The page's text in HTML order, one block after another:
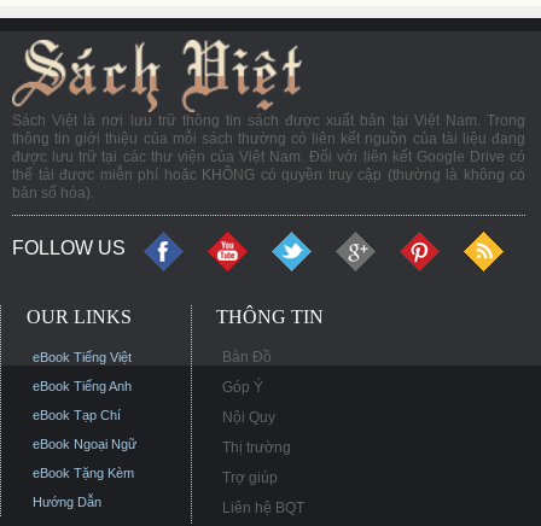
Sách Việt là nơi lưu trữ thông tin sách được xuất bản tại Việt Nam. Trong
thông tin giới thiệu của mỗi sách thường có liên kết nguồn của tài liệu đang
được lưu trữ tại các thư viện của Việt Nam. Đối với liên kết Google Drive có
thể tải được miễn phí hoặc KHÔNG có quyền truy cập (thường là không có
bản số hóa).
FOLLOW US
OUR LINKS
eBook Tiếng Việt
eBook Tiếng Anh
eBook Tạp Chí
eBook Ngoại Ngữ
eBook Tặng Kèm
Hướng Dẫn
THÔNG TIN
Bản Đồ
Góp Ý
Nội Quy
Thị trường
Trợ giúp
Liên hệ BQT